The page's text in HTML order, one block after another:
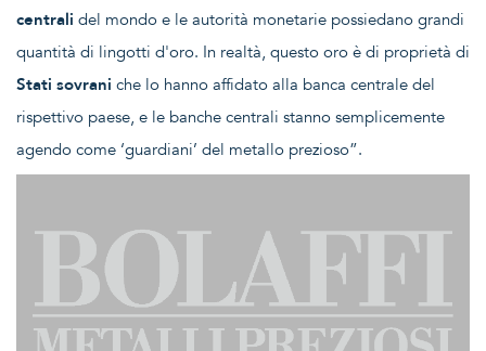
centrali del mondo e le autorità monetarie possiedano grandi
quantità di lingotti d'oro. In realtà, questo oro è di proprietà di
Stati sovrani che lo hanno affidato alla banca centrale del
rispettivo paese, e le banche centrali stanno semplicemente
agendo come ‘guardiani’ del metallo prezioso”.